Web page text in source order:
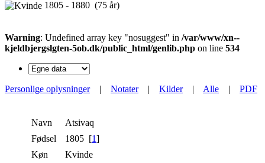
1805 - 1880 (75 år)
Warning: Undefined array key "nosuggest" in /var/www/xn--
kjeldbjergslgten-5ob.dk/public_html/genlib.php on line 534
Personlige oplysninger| Notater| Kilder| Alle | PDF
Navn
Atsivaq
Fødsel
1805 [1]
Køn
Kvinde